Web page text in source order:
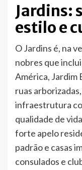
Jardins:
estilo e
O Jardins é, na
nobres que
América, Jardim
ruas
infraestrutura
qualidade de
forte apelo
padrão e casas
consulados e